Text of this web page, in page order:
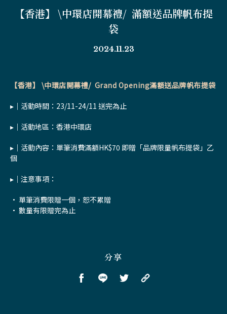
【香港】 \中環店開幕禮/ 滿額送品牌帆布提
袋
2024.11.23
【香港】 \中環店開幕禮/ Grand Opening滿額送品牌帆布提袋
▸｜活動時間：23/11-24/11 送完為止
▸｜活動地區：香港中環店
▸｜活動內容：單筆消費滿額HK$70 即贈「品牌限量帆布提袋」乙
個
▸｜注意事項：
• 單筆消費限贈一個，恕不累贈
• 數量有限贈完為止
分享